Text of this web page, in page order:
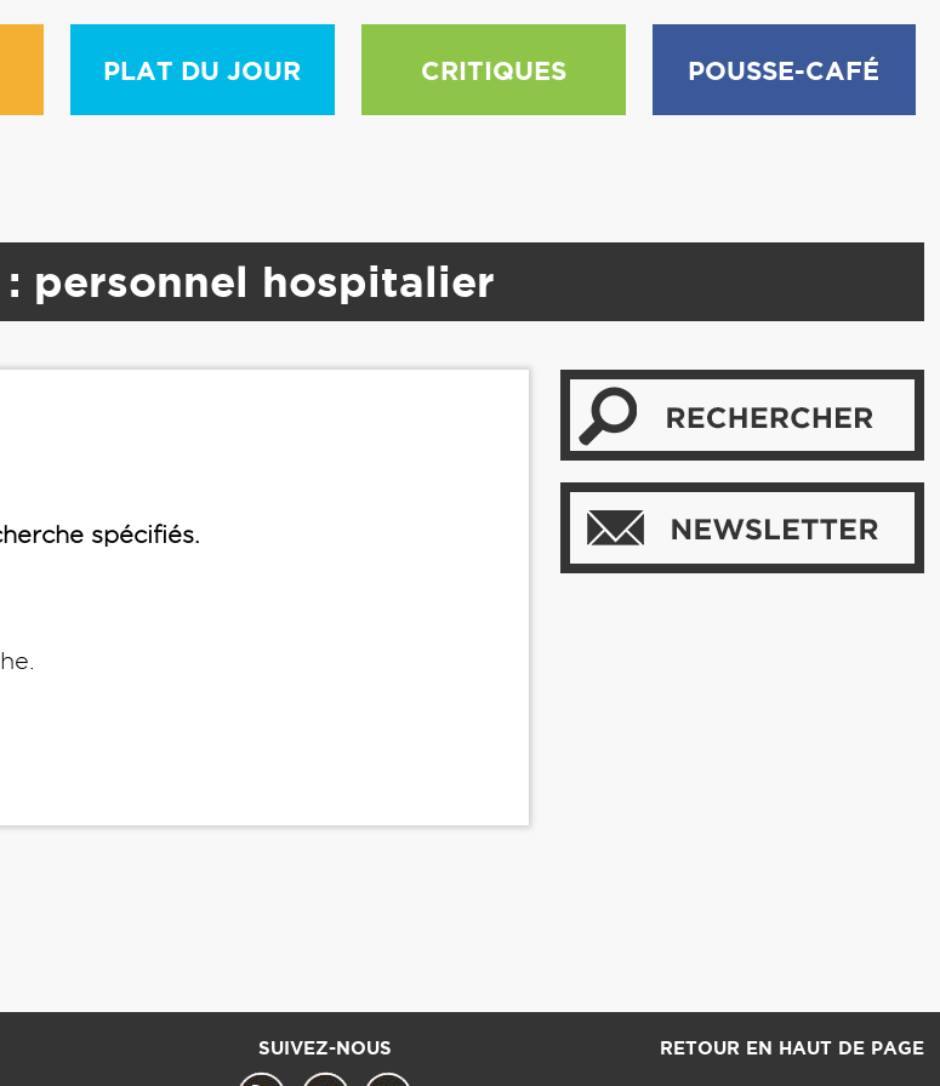
PLAT DU JOUR CRITIQUES POUSSE-CAFÉ
personnel hospitalier
spécifiés.
SUIVEZ-NOUS RETOUR EN HAUT DE PAGE